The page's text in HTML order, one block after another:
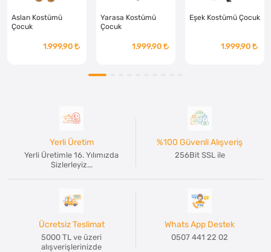
Aslan Kostümü
Çocuk
1.999,90
Yarasa Kostümü
Çocuk
1.999,90
Eşek Kostümü Çocuk
1.999,90
Yerli Üretim
Yerli Üretimle 16. Yılımızda
Sizlerleyiz...
%100 Güvenli Alışveriş
256Bit SSL ile
Ücretsiz Teslimat
5000 TL ve üzeri
alışverişlerinizde
Whats App Destek
0507 441 22 02